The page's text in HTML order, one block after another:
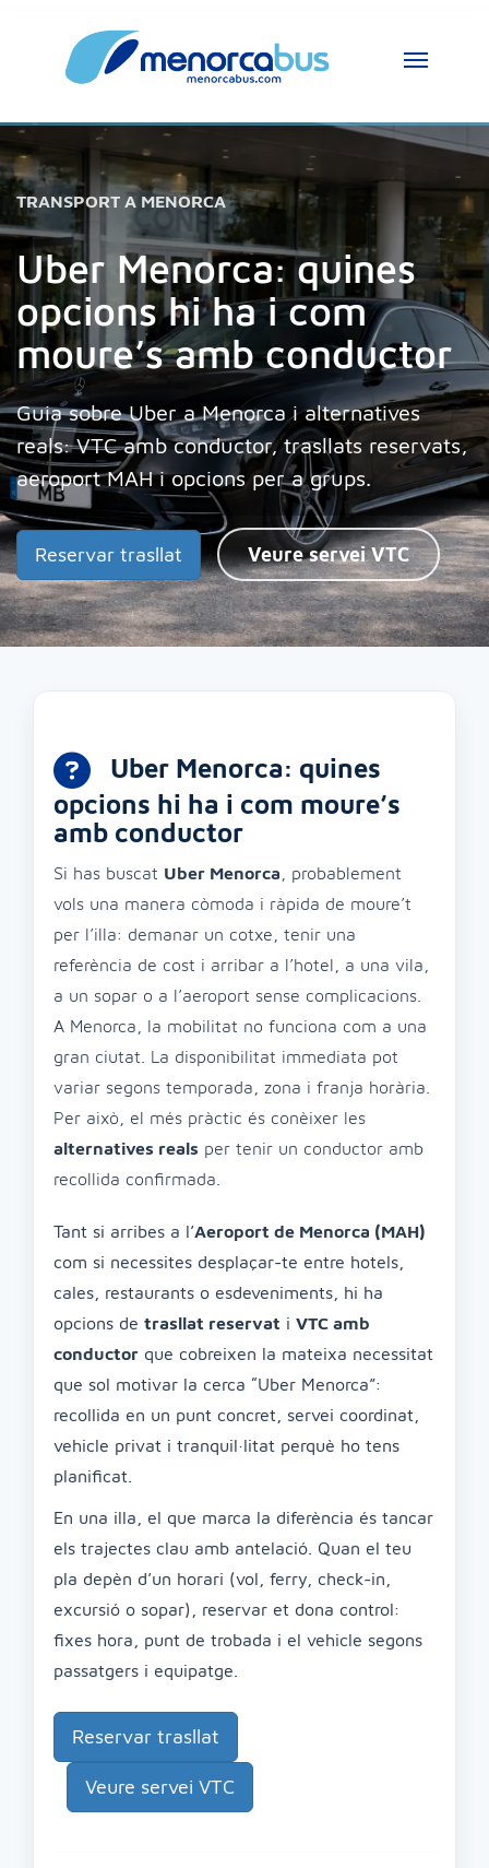
TRANSPORT A MENORCA
Uber Menorca: quines
opcions hi ha i com
moure’s amb conductor
Guia sobre Uber a Menorca i alternatives
reals: VTC amb conductor, trasllats reservats,
aeroport MAH i opcions per a grups.
Reservar trasllat Veure servei VTC
Uber Menorca: quines
opcions hi ha i com moure’s
amb conductor
Si has buscat Uber Menorca , probablement
vols una manera còmoda i ràpida de moure’t
per l’illa: demanar un cotxe, tenir una
referència de cost i arribar a l’hotel, a una vila,
a un sopar o a l’aeroport sense complicacions.
A Menorca, la mobilitat no funciona com a una
gran ciutat. La disponibilitat immediata pot
variar segons temporada, zona i franja horària.
Per això, el més pràctic és conèixer les
alternatives reals per tenir un conductor amb
recollida confirmada.
Tant si arribes a l’Aeroport de Menorca (MAH)
com si necessites desplaçar-te entre hotels,
cales, restaurants o esdeveniments, hi ha
opcions de trasllat reservat i VTC amb
conductor que cobreixen la mateixa necessitat
que sol motivar la cerca “Uber Menorca”:
recollida en un punt concret, servei coordinat,
vehicle privat i tranquil·litat perquè ho tens
planificat.
En una illa, el que marca la diferència és tancar
els trajectes clau amb antelació. Quan el teu
pla depèn d’un horari (vol, ferry, check-in,
excursió o sopar), reservar et dona control:
fixes hora, punt de trobada i el vehicle segons
passatgers i equipatge.
Reservar trasllat
Veure servei VTC
Assistent MenorcaBus
MenorcaBus Assistant
Hola, soc l’assistent de MenorcaBus. En què
et puc ajudar?